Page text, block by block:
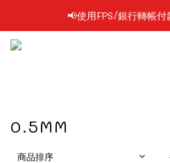
📢凡購物滿$199 順豐
📢使用FPS/銀行轉帳
0.5MM
商品排序